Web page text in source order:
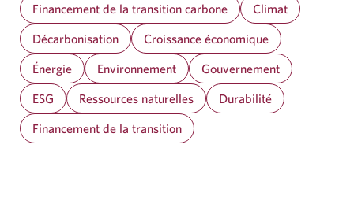
Financement de la transition carbone
Climat
Décarbonisation
Croissance économique
Énergie
Environnement
Gouvernement
ESG
Ressources naturelles
Durabilité
Financement de la transition